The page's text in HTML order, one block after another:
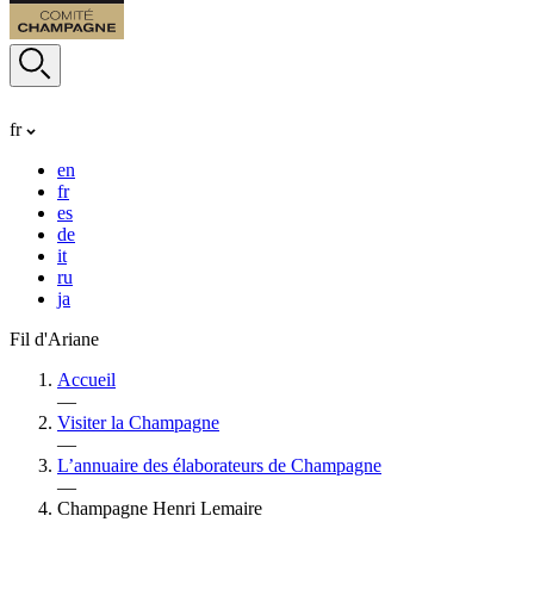
fr
en
fr
es
de
it
ru
ja
Fil d'Ariane
Accueil
—
Visiter la Champagne
—
L’annuaire des élaborateurs de Champagne
—
Champagne Henri Lemaire